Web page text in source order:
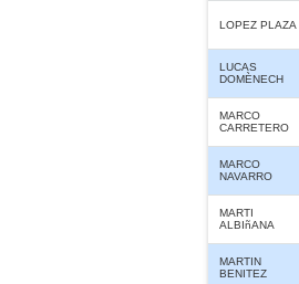
LOPEZ PLAZA
LUCAS
DOMÈNECH
MARCO
CARRETERO
MARCO
NAVARRO
MARTI
ALBIñANA
MARTIN
BENITEZ